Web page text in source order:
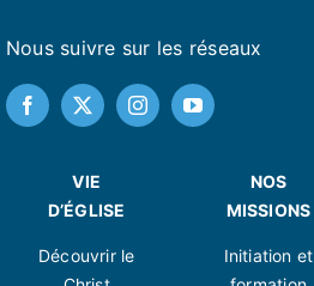
Nous suivre sur les réseaux
VIE
D’ÉGLISE
Découvrir le
NOS
MISSIONS
Initiation et